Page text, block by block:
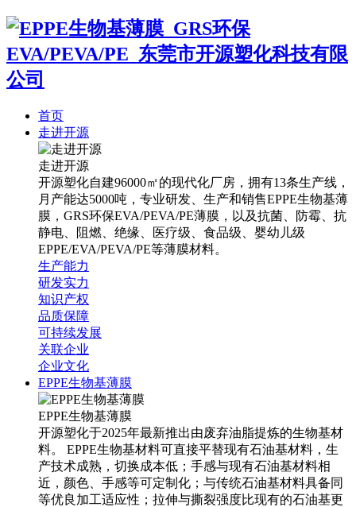
首页
走进开源
走进开源
开源塑化自建96000㎡的现代化厂房，拥有13条生产线，
月产能达5000吨，专业研发、生产和销售EPPE生物基薄
膜，GRS环保EVA/PEVA/PE薄膜，以及抗菌、防霉、抗
静电、阻燃、绝缘、医疗级、食品级、婴幼儿级
EPPE/EVA/PEVA/PE等薄膜材料。
生产能力
研发实力
知识产权
品质保障
可持续发展
关联企业
企业文化
EPPE生物基薄膜
EPPE生物基薄膜
开源塑化于2025年最新推出由废弃油脂提炼的生物基材
料。 EPPE生物基材料可直接平替现有石油基材料，生
产技术成熟，切换成本低；手感与现有石油基材料相
近，颜色、手感等可定制化；与传统石油基材料具备同
等优良加工适应性；拉伸与撕裂强度比现有的石油基更